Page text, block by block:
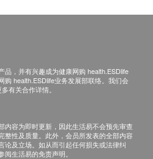
，授乳期女士
包含：鱼油Omega-3 (DHA
权不受理。
询，顾客必须保留有效收据
工作天内按下列方式联络 康
。
品，并有兴趣成为健康网购 health.ESDlife
health.ESDlife业务发展部联络。我们会
有关合作详情。
内容为即时更新，因此生活易不会预先审查
整性及质量。此外，会员所发表的全部内容
论及立场。如从而引起任何损失或法律纠
生活易的免责声明。